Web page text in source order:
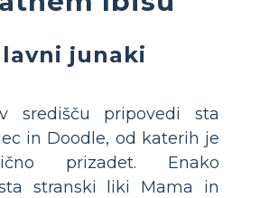
junaki
središču pripovedi sta
in Doodle, od katerih je
prizadet. Enako
stranski liki Mama in